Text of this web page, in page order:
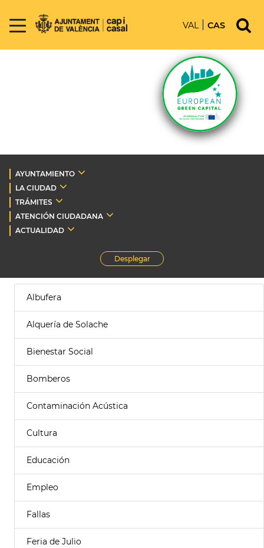
VAL CAS
AYUNTAMIENTO
LA CIUDAD
TRÁMITES
ATENCIÓN CIUDADANA
ACTUALIDAD
Desplegar
Albufera
Alquería de Solache
Bienestar Social
Bomberos
Contaminación Acústica
Cultura
Educación
Empleo
Fallas
Feria de Julio